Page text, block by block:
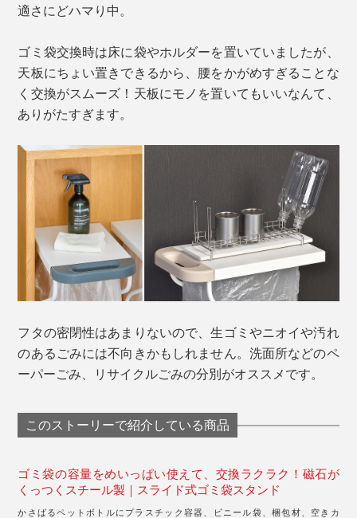
適さにどハマり中。
ゴミ袋交換時は床に袋やホルダーを置いていましたが、
天板にちょい置きできるから、腰をかがめすぎることな
く交換がスムーズ！天板にモノを置いてもいいなんて、
ありがたすぎます。
フタの密閉性はあまりないので、生ゴミやニオイや汚れ
のあるごみには不向きかもしれません。洗面所などのペ
ーパーごみ、リサイクルごみの分別がオススメです。
このストーリーで紹介している商品
ゴミ袋の容量をめいっぱい使えて、交換ラクラク！磁石が
くっつくスチール製｜スライド式ゴミ袋スタンド
かさばるペットボトルにプラスチック容器、ビニール袋、梱包材、空きカ